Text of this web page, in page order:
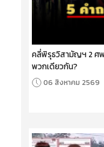
คลี่พิรุธวิสามัญฯ 2 ศพ
พวกเดียวกัน?
06 สิงหาคม 2569